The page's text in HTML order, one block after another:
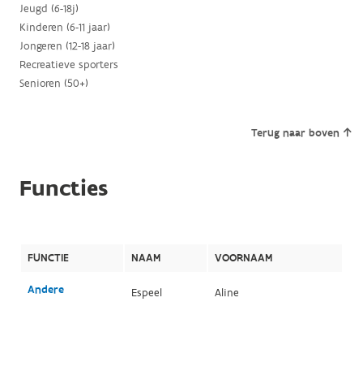
Jeugd (6-18j)
Kinderen (6-11 jaar)
Jongeren (12-18 jaar)
Recreatieve sporters
Senioren (50+)
Terug naar boven
Functies
FUNCTIE NAAM VOORNAAM
Andere Espeel Aline